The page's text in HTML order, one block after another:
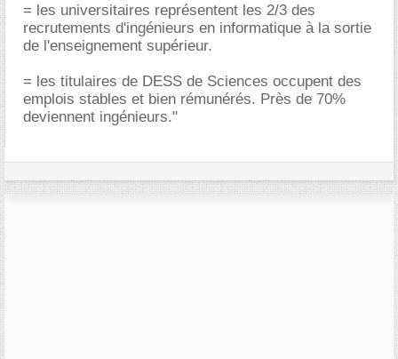
= les universitaires représentent les 2/3 des
recrutements d'ingénieurs en informatique à la sortie
de l'enseignement supérieur.
= les titulaires de DESS de Sciences occupent des
emplois stables et bien rémunérés. Près de 70%
deviennent ingénieurs."